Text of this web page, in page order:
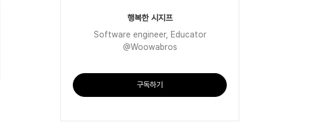
행복한 시지프
Software engineer, Educator
@Woowabros
구독하기